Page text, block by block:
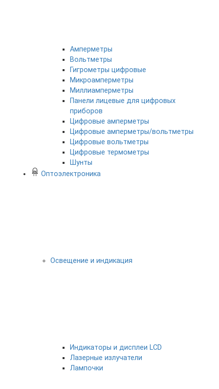
Амперметры
Вольтметры
Гигрометры цифровые
Микроамперметры
Миллиамперметры
Панели лицевые для цифровых
приборов
Цифровые амперметры
Цифровые амперметры/вольтметры
Цифровые вольтметры
Цифровые термометры
Шунты
Оптоэлектроника
Освещение и индикация
Индикаторы и дисплеи LCD
Лазерные излучатели
Лампочки